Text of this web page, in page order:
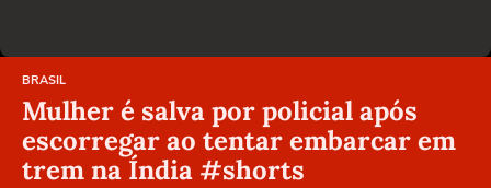
BRASIL
Mulher é salva por policial após
escorregar ao tentar embarcar em
trem na Índia #shorts